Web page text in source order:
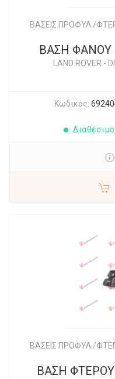
ΒΑΣΕΙΣ ΠΡΟΦΥΛ./
ΒΑΣΗ ΦΑΝΟΥ
LAND ROVER -
Κωδικός:
Διαθέσιμο
ΒΑΣΕΙΣ ΠΡΟΦΥΛ./
ΒΑΣΗ